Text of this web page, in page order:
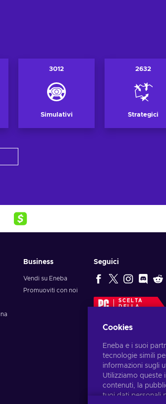
3012
Simulativi
2632
Strategici
Business
Vendi su Eneba
Promuoviti con noi
Seguici
SCELTA
DELLA
Cookies
Eneba e i suoi
tecnologie simili
informazioni sugli
Utilizziamo queste
contenuti, la
tuoi dati personali